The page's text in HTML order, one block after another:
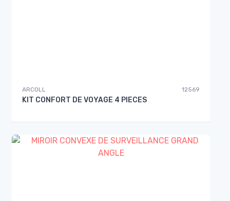
ARCOLL 12569
KIT CONFORT DE VOYAGE 4 PIECES